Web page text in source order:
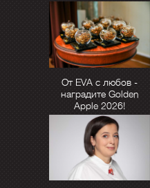
От EVA с любов -
наградите Golden
Apple 2026!